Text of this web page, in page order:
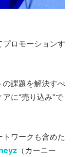
プロモーションす
の課題を解決すべ
に“売り込み”で
ワークも含めた
（カーニー